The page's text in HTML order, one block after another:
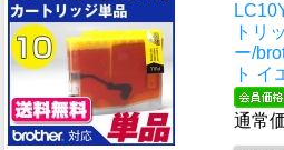
トリ
ー/
ト イ
通常